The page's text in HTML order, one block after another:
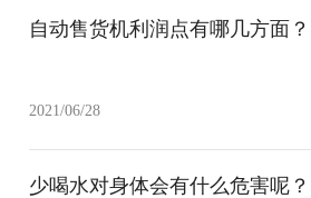
自动售货机利润点有哪几方面？
2021/06/28
少喝水对身体会有什么危害呢？